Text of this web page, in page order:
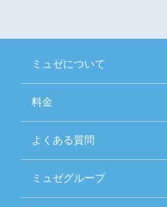
ミュゼについて
料金
よくある質問
ミュゼグループ